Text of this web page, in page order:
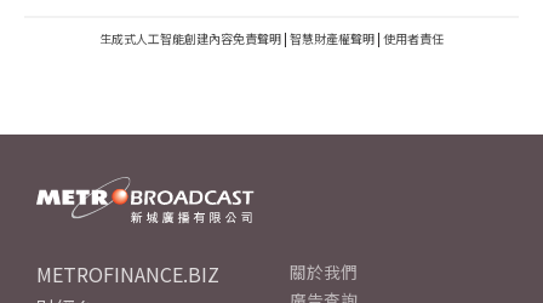
生成式人工智能創建內容免責聲明 | 智慧財產權聲明 | 使用者責任
METROFINANCE.BIZ
關於我們